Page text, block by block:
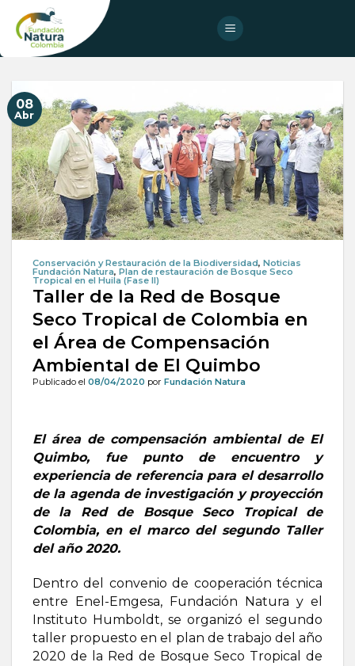
content
08
Abr
Conservación y Restauración de la Biodiversidad, Noticias
Fundación Natura, Plan de restauración de Bosque Seco
Tropical en el Huila (Fase II)
Taller de la Red de Bosque
Seco Tropical de Colombia en
el Área de Compensación
Ambiental de El Quimbo
Publicado el 08/04/2020 por Fundación Natura
El área de compensación ambiental de El
Quimbo, fue punto de encuentro y
experiencia de referencia para el desarrollo
de la agenda de investigación y proyección
de la Red de Bosque Seco Tropical de
Colombia, en el marco del segundo Taller
del año 2020.
Dentro del convenio de cooperación técnica
entre Enel-Emgesa, Fundación Natura y el
Instituto Humboldt, se organizó el segundo
taller propuesto en el plan de trabajo del año
2020 de la Red de Bosque Seco Tropical de